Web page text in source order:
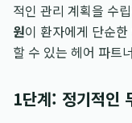
적인 관리 계획을 수
원이 환자에게 단순
할 수 있는 헤어 파트
1단계: 정기적인